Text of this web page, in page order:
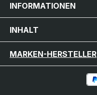
INFORMATIONEN
INHALT
MARKEN-HERSTELLER